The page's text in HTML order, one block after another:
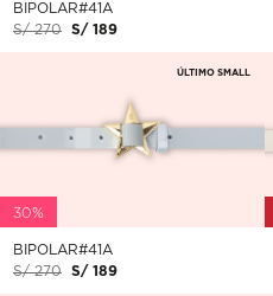
BIPOLAR#41A
S/ 270
S/ 189
30%
BIPOLAR#41A
S/ 270
S/ 189
ÚLTIMO SMALL